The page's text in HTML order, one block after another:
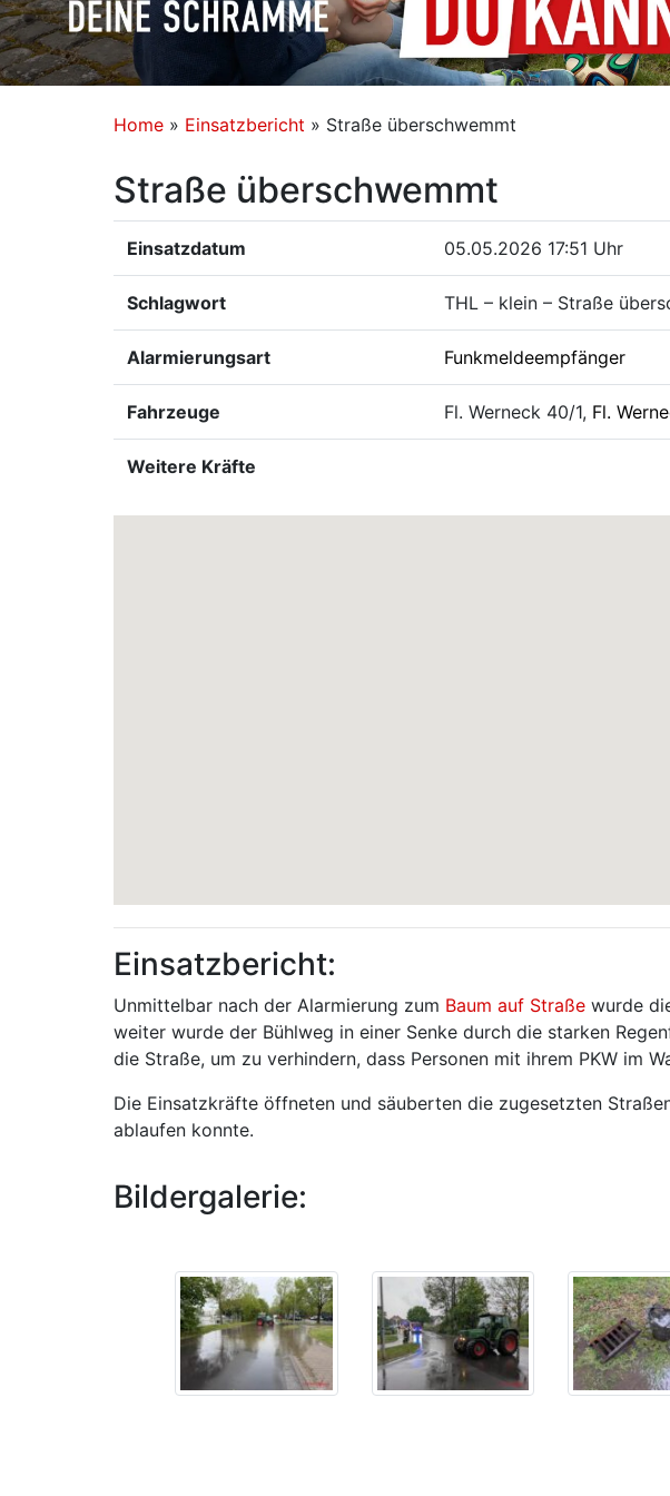
Home » Einsatzbericht » Straße überschwemmt
Straße überschwemmt
Einsatzdatum 05.05.2026 17:51 Uhr
Schlagwort THL – klein – Straße
Alarmierungsart Funkmeldeempfänger
Fahrzeuge Fl. Werneck 40/1, Fl.
Weitere Kräfte
Einsatzbericht:
Unmittelbar nach der Alarmierung zum Baum auf Straße wurde
weiter wurde der Bühlweg in einer Senke durch die starken
die Straße, um zu verhindern, dass Personen mit ihrem PKW im
Die Einsatzkräfte öffneten und säuberten die zugesetzten
ablaufen konnte.
Bildergalerie: